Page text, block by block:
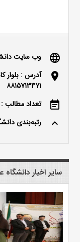
language وب سایت
location_on
آدرس : بلوار
۸۸۱۵۷۱۳۴۷۱
event_note تعداد مطالب :
keyboard_arrow_up رتبه‌بندی
سایر اخبار